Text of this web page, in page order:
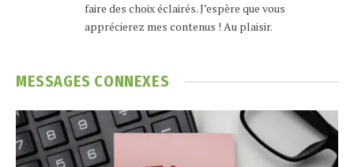
faire des choix éclairés. J’espère que vous
apprécierez mes contenus ! Au plaisir.
MESSAGES CONNEXES